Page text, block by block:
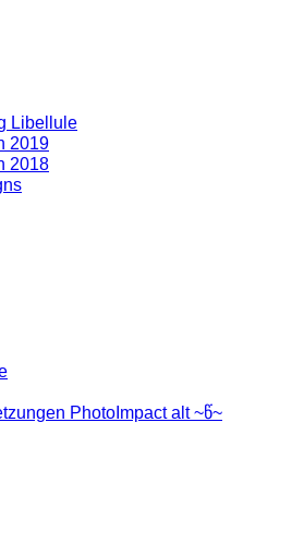
Libellule
2019
2018
PhotoImpact alt ~წ~